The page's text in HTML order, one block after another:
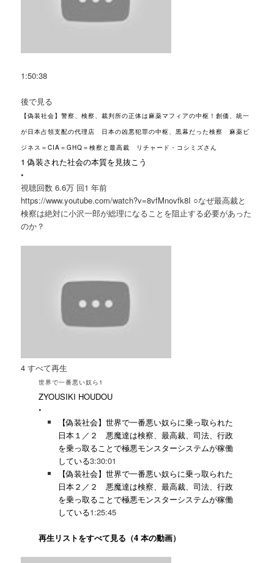
1:50:38
後で見る
【偽装社会】警察、検察、裁判所の正体は麻薬マフィアの中枢！創価、統一
が日本占領支配の代理店 日本の凶悪犯罪の中枢、黒幕だった検察 麻薬ビ
ジネス＝CIA＝GHQ＝検察と最高裁 リチャード・コシミズさん
1 偽装された社会の本質を見抜こう
•
視聴回数 6.6万 回1 年前
https://www.youtube.com/watch?v=8vfMnovfk8I ○なぜ最高裁と
検察は絶対に小沢一郎が総理になることを阻止する必要があった
のか？
4すべて再生
世界で一番悪い奴ら1
ZYOUSIKI HOUDOU
•
【偽装社会】世界で一番悪い奴らに乗っ取られた
日本１／２ 悪魔達は検察、最高裁、司法、行政
を乗っ取ることで極悪モンスターシステムが稼働
している3:30:01
【偽装社会】世界で一番悪い奴らに乗っ取られた
日本２／２ 悪魔達は検察、最高裁、司法、行政
を乗っ取ることで極悪モンスターシステムが稼働
している1:25:45
再生リストをすべて見る（4 本の動画）